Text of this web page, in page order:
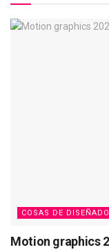
COSAS DE
Motion graphics